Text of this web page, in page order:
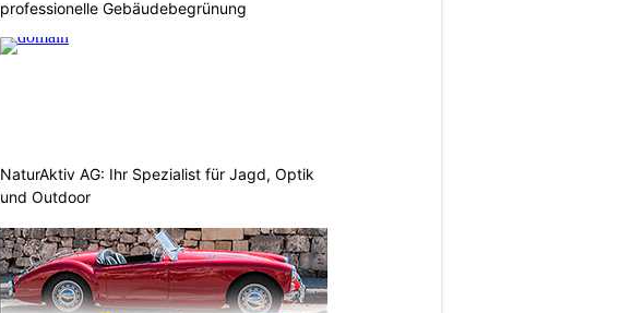
professionelle Gebäudebegrünung
NaturAktiv AG: Ihr Spezialist für Jagd, Optik
und Outdoor